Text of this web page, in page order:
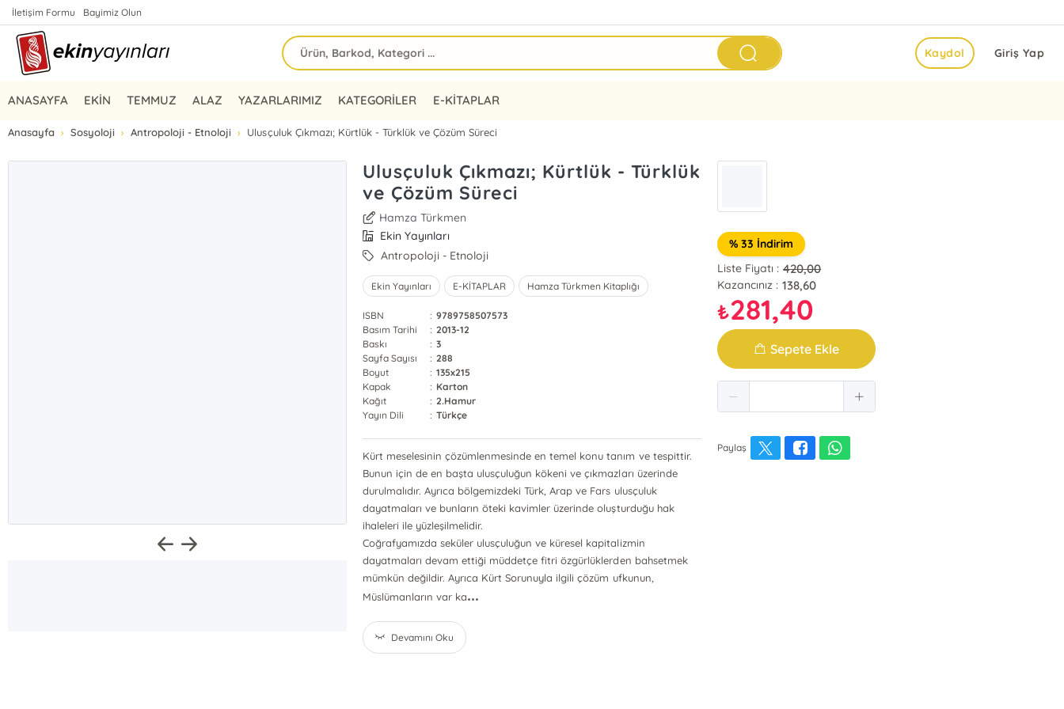
İletişim Formu Bayimiz Olun
Giriş Yap
Kaydol
ANASAYFA EKİN TEMMUZ ALAZ YAZARLARIMIZ KATEGORİLER E-KİTAPLAR
Anasayfa Sosyoloji Antropoloji - Etnoloji Ulusçuluk Çıkmazı; Kürtlük - Türklük ve Çözüm Süreci
Ulusçuluk Çıkmazı; Kürtlük - Türklük
ve Çözüm Süreci
Hamza Türkmen
Ekin Yayınları
Antropoloji - Etnoloji
Ekin Yayınları E-KİTAPLAR Hamza Türkmen Kitaplığı
ISBN : 9789758507573
Basım Tarihi
: 2013-12
Baskı
: 3
Sayfa Sayısı
: 288
Boyut
: 135x215
Kapak
: Karton
Kağıt
: 2.Hamur
Yayın Dili
: Türkçe
Kürt meselesinin çözümlenmesinde en temel konu tanım ve tespittir.
Bunun için de en başta ulusçuluğun kökeni ve çıkmazları üzerinde
durulmalıdır. Ayrıca bölgemizdeki Türk, Arap ve Fars ulusçuluk
dayatmaları ve bunların öteki kavimler üzerinde oluşturduğu hak
ihaleleri ile yüzleşilmelidir.
Coğrafyamızda seküler ulusçuluğun ve küresel kapitalizmin
dayatmaları devam ettiği müddetçe fitri özgürlüklerden bahsetmek
mümkün değildir. Ayrıca Kürt Sorunuyla ilgili çözüm ufkunun,
Müslümanların var ka...
Devamını Oku
% 33 İndirim
Liste Fiyatı : 420,00
Kazancınız : 138,60
₺281,40
Sepete Ekle
Paylaş